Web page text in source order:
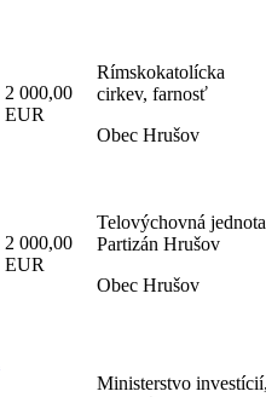
2 000,00
EUR
Rímskokatolícka
cirkev, farnosť
Obec Hrušov
2 000,00
EUR
Telovýchovná jednota
Partizán Hrušov
Obec Hrušov
Ministerstvo